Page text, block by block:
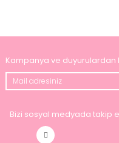
Kampanya ve duyurulardan
Bizi sosyal medyada takip